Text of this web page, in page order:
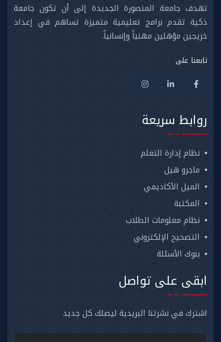
تهدف جامعة المنصورة الجديدة إلى أن تكون جامعة
ذكية تقدم برامج تعليمية متميزة تساهم في إعداد
خريجين مؤهلين مهنياً وإنسانياً.
تابعنا على
روابط سريعة
نظام إدارة التعلم
ماجرو هيل
الميل الأكاديمي
المكتبة
نظام معلومات الطلاب
التصحيح الإلكتروني
بنوك الأسئلة
ابقى على تواصل
اشترك في نشرتنا البريدية ليصلك كل جديد